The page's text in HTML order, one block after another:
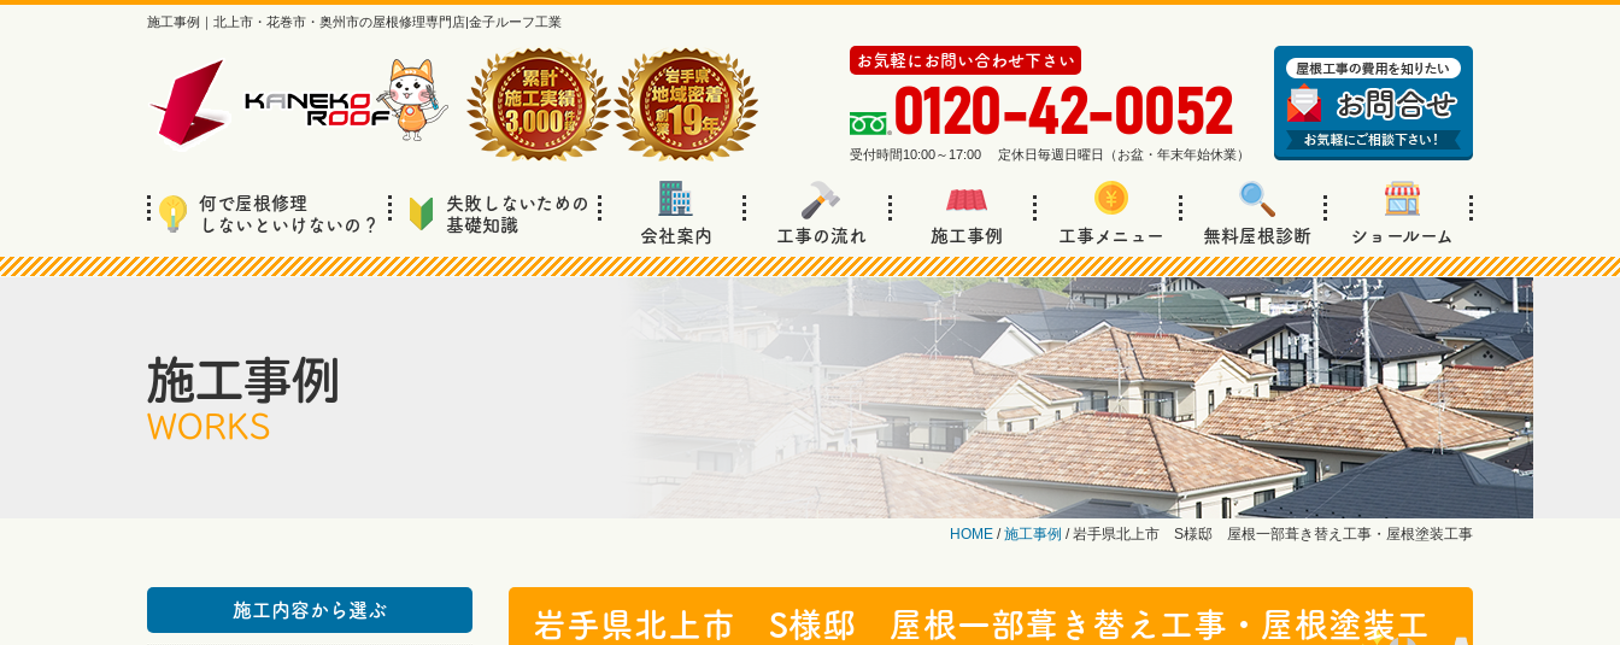
施工事例｜北上市・花巻市・奥州市の屋根修理専門店|金子ルーフ工業
お気軽にお問い合わせ下さい
0120-42-0052
受付時間10:00～17:00 定休日毎週日曜日（お盆・年末年始休業）
何で屋根修理
しないといけないの？
失敗しないための
基礎知識
会社案内 工事の流れ 施工事例 工事メニュー 無料屋根診断 ショールーム
施工事例
WORKS
HOME /施工事例 /岩手県北上市 S様邸 屋根一部葺き替え工事・屋根塗装工事
岩手県北上市 S様邸 屋根一部葺き替え工事・屋根塗装工
施工内容から選ぶ